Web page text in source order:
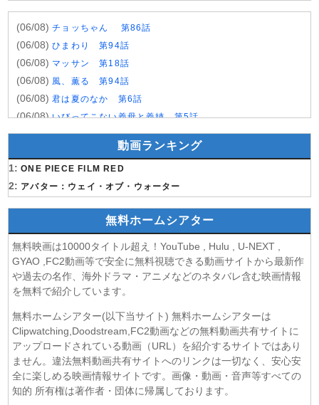
(06/08)チョッちゃん 第86話
(06/08)ひまわり 第94話
(06/08) マッサン 第18話
(06/08) 風、薫る 第94話
(06/08)君は夏のなか 第6話
(06/08)いびってこない義母と義姉 第5話
(06/08)サンダー３ 第5話
ヤンキー激戦区の四天王がアイドルグループに転生した
ら？ 第9話
(06/08)おちたらおわり 第6話
片田舎のおっさん、剣聖になるII 第5話
(05/08)
（誇）！ 第7話
(05/08) 幼女戦記Ⅱ 第5話
(05/08)花ざかりの君たちへ 第2期 第7話
(05/08) 今夜もシリアルキラーと待ち合わせ 第6話
(05/08) Tokyo middle 30 第3話
(05/08)ファーストクライ 母子救命救急班 第5話
(05/08)クレバテスⅡ-魔獣の王と偽りの勇者伝承- 第5話
(05/08)身代わり令嬢を救ったのは冷酷無慈悲な氷の王子の愛でし
動画ランキング
1: ONE PIECE FILM RED
2: アバター：ウェイ・オブ・ウォーター
無料ホームシアター
無料映画は10000タイトル超え！YouTube , Hulu , U-NEXT ,
GYAO ,FC2動画等で安全に無料視聴できる動画サイトから最新作
や過去の名作、海外ドラマ・アニメなどのネタバレ含む映画情報
を無料で紹介しています。
無料ホームシアター(以下当サイト) 無料ホームシアターは
Clipwatching,Doodstream,FC2動画などの無料動画共有サイトに
アップロードされている動画（URL）を紹介するサイトではあり
ません。違法無料動画共有サイトへのリンクは一切なく、安心安
全に楽しめる映画情報サイトです。画像・動画・音声等すべての
知的 所有権は著作者・団体に帰属しております。